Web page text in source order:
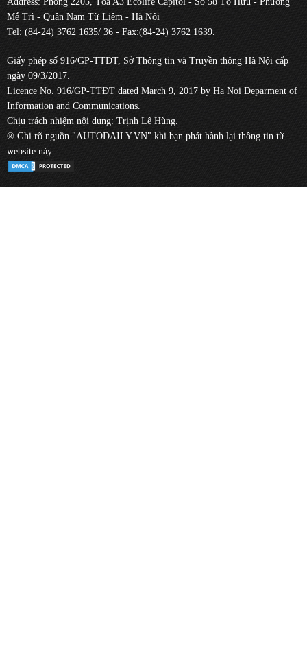
Mễ Trì - Quận Nam Từ Liêm - Hà Nội
Tel: (84-24) 3762 1635/ 36 - Fax:(84-24) 3762 1639.
Giấy phép số 916/GP-TTĐT, Sở Thông tin và Truyền thông Hà Nội cấp
ngày 09/3/2017.
Licence No. 916/GP-TTĐT dated March 9, 2017 by Ha Noi Deparment of
Information and Communications.
Chịu trách nhiệm nội dung: Trịnh Lê Hùng.
® Ghi rõ nguồn "AUTODAILY.VN" khi bạn phát hành lại thông tin từ
website này.